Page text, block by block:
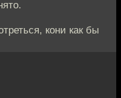
кони как бы